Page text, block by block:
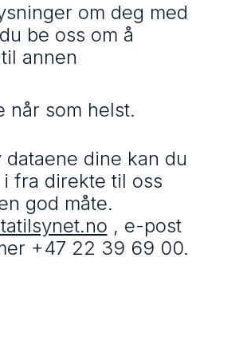
om deg med
be oss om å
annen
når som helst.
dine kan du
fra direkte til oss
god måte.
, e-post
+47 22 39 69 00.